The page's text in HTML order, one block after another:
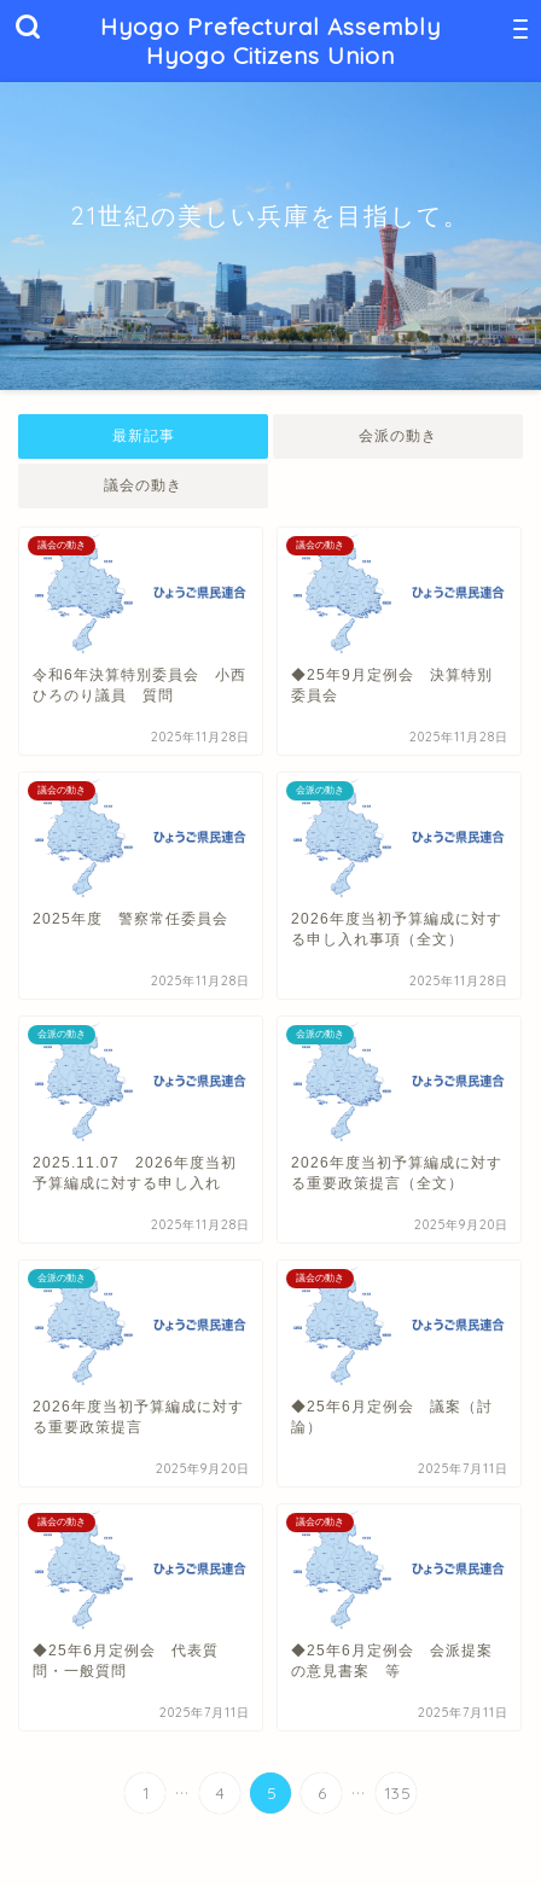
Hyogo Prefectural Assembly
Hyogo Citizens Union
21世紀の美しい兵庫を目指して。
最新記事 会派の動き
議会の動き
議会の動き
令和6年決算特別委員会 小西
ひろのり議員 質問
2025年11月28日
議会の動き
◆25年9月定例会 決算特別
委員会
2025年11月28日
議会の動き
2025年度 警察常任委員会
2025年11月28日
会派の動き
2026年度当初予算編成に対す
る申し入れ事項（全文）
2025年11月28日
会派の動き
2025.11.07 2026年度当初
予算編成に対する申し入れ
2025年11月28日
会派の動き
2026年度当初予算編成に対す
る重要政策提言（全文）
2025年9月20日
会派の動き
2026年度当初予算編成に対す
る重要政策提言
2025年9月20日
議会の動き
◆25年6月定例会 議案（討
論）
2025年7月11日
議会の動き
◆25年6月定例会 代表質
問・一般質問
2025年7月11日
議会の動き
◆25年6月定例会 会派提案
の意見書案 等
2025年7月11日
1 ... 4 5 6 ... 135